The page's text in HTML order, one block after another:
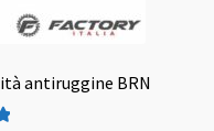
antiruggine BRN